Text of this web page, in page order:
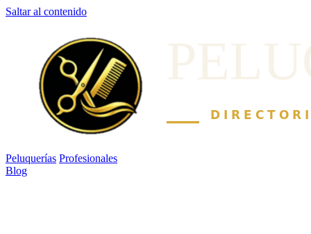
Saltar al contenido
Peluquerías Profesionales
Blog